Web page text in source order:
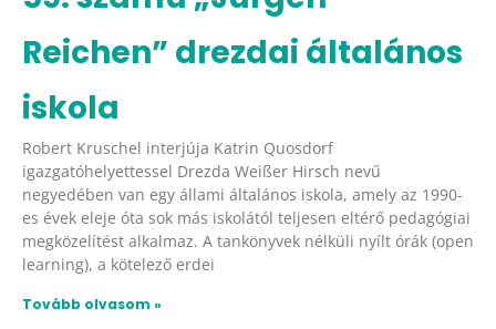
Reichen” drezdai általános
iskola
Robert Kruschel interjúja Katrin Quosdorf
igazgatóhelyettessel Drezda Weißer Hirsch nevű
negyedében van egy állami általános iskola, amely az 1990-
es évek eleje óta sok más iskolától teljesen eltérő pedagógiai
megközelítést alkalmaz. A tankönyvek nélküli nyílt órák (open
learning), a kötelező erdei
Tovább olvasom »